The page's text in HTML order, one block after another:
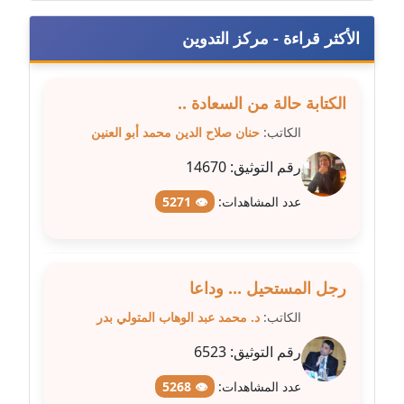
عاملة
مدونة سهى الضاوي
مدونة سهير عسكر
مدونة سوزان بهنسي
عاملة
مدونة شادي الربابعة
عاملة
مدونة شرف الدين محمد
الأكثر قراءة - مركز التدوين
الكتابة حالة من السعادة ..
الكاتب: حنان صلاح الدين محمد أبو العنين
رقم التوثيق: 14670
عدد المشاهدات: 👁 5271
رجل المستحيل ... وداعا
الكاتب: د. محمد عبد الوهاب المتولي بدر
رقم التوثيق: 6523
عدد المشاهدات: 👁 5268